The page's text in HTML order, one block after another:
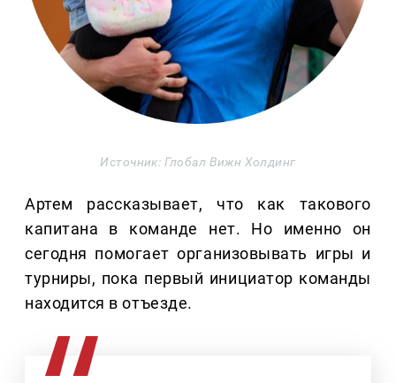
Источник: Глобал Вижн Холдинг
Артем рассказывает, что как такового
капитана в команде нет. Но именно он
сегодня помогает организовывать игры и
турниры, пока первый инициатор команды
находится в отъезде.